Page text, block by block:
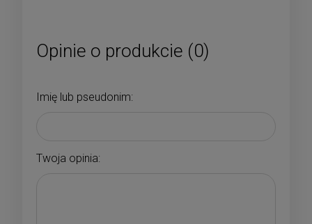
Opinie o produkcie (0)
Imię lub pseudonim:
Twoja opinia: